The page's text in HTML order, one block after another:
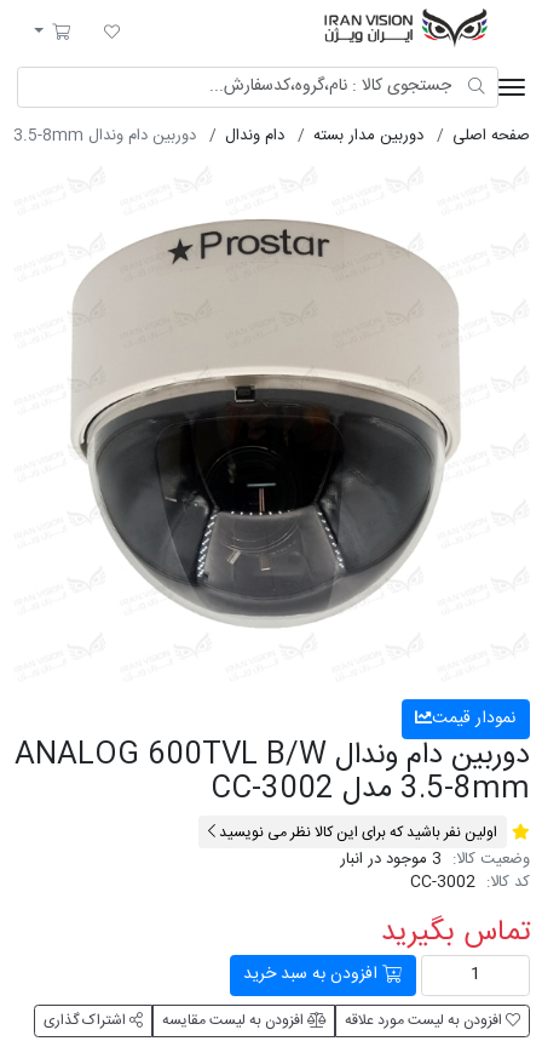
لیست مورد علاقه
سبد خرید
صفحه اصلی دوربین مدار بسته دام وندال دوربین دام وندال ANALOG 600TVL B/W 3.5-8mm مدل CC-3002
نمودار قیمت
دوربین دام وندال ANALOG 600TVL B/W
3.5-8mm مدل CC-3002
اولین نفر باشید که برای این کالا نظر می نویسید
وضعیت کالا: 3 موجود در انبار
کد کالا: CC-3002
تماس بگیرید
افزودن به سبد خرید
افزودن به لیست مورد علاقه افزودن به لیست مقایسه اشتراک گذاری